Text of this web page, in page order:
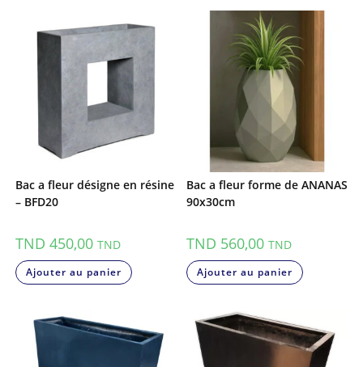
Bac a fleur désigne en résine
– BFD20
TND 450,00 TND
Ajouter au panier
Bac a fleur forme de ANANAS
90x30cm
TND 560,00 TND
Ajouter au panier